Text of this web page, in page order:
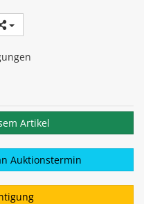
Artikel
Auktionstermin